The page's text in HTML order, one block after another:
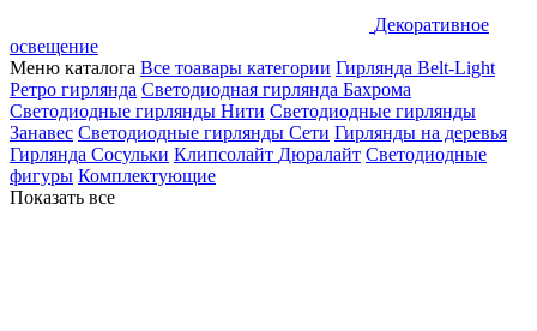
Декоративное
освещение
Меню каталога Все тоавары категории Гирлянда Belt-Light
Ретро гирлянда Светодиодная гирлянда Бахрома
Светодиодные гирлянды Нити Светодиодные гирлянды
Занавес Светодиодные гирлянды Сети Гирлянды на деревья
Гирлянда Сосульки Клипсолайт Дюралайт Светодиодные
фигуры Комплектующие
Показать все